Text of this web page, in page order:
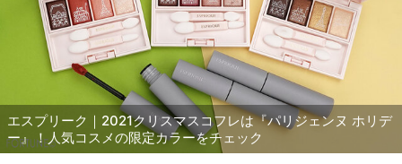
エスプリーク｜2021クリスマスコフレは『パリジェンヌ ホリデ
ー』！人気コスメの限定カラーをチェック